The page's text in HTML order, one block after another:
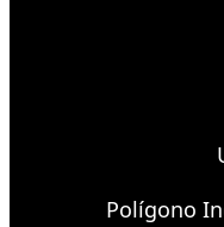
Polígono